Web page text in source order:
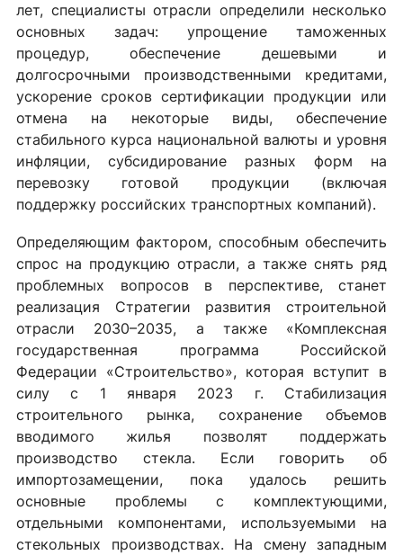
лет, специалисты отрасли определили несколько
основных задач: упрощение таможенных
процедур, обеспечение дешевыми и
долгосрочными производственными кредитами,
ускорение сроков сертификации продукции или
отмена на некоторые виды, обеспечение
стабильного курса национальной валюты и уровня
инфляции, субсидирование разных форм на
перевозку готовой продукции (включая
поддержку российских транспортных компаний).
Определяющим фактором, способным обеспечить
спрос на продукцию отрасли, а также снять ряд
проблемных вопросов в перспективе, станет
реализация Стратегии развития строительной
отрасли 2030–2035, а также «Комплексная
государственная программа Российской
Федерации «Строительство», которая вступит в
силу с 1 января 2023 г. Стабилизация
строительного рынка, сохранение объемов
вводимого жилья позволят поддержать
производство стекла. Если говорить об
импортозамещении, пока удалось решить
основные проблемы с комплектующими,
отдельными компонентами, используемыми на
стекольных производствах. На смену западным